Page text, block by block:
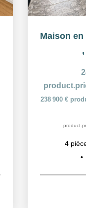
238 900 €
4